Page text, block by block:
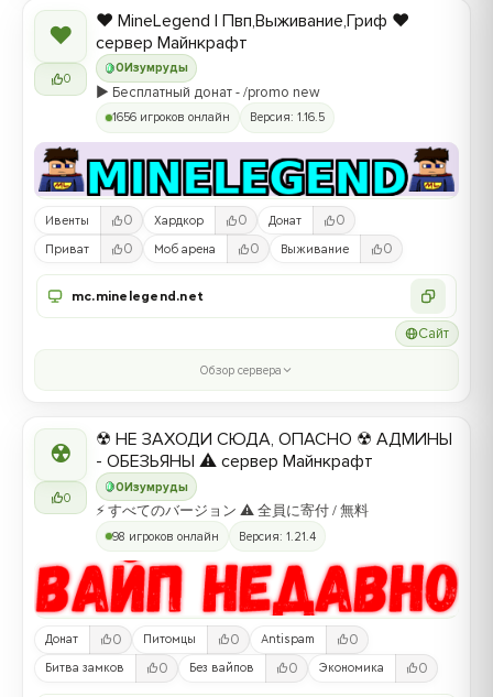
❤
0
0 Изумруды
❤️ MineLegend | Пвп,Выживание,Гриф ❤️
сервер Майнкрафт
▶️ Бесплатный донат - /promo new
1656 игроков онлайн Версия: 1.16.5
Ивенты 0 Хардкор 0 Донат 0
Приват 0 Моб арена 0 Выживание 0
mc.minelegend.net
Сайт
Обзор сервера
☢
0
0Изумруды
☢ НЕ ЗАХОДИ СЮДА, ОПАСНО ☢ АДМИНЫ
- ОБЕЗЬЯНЫ ⚠ сервер Майнкрафт
⚡ すべてのバージョン ⚠ 全員に寄付 / 無料
98 игроков онлайн Версия: 1.21.4
Донат 0 Питомцы 0 Antispam 0
Битва замков 0 Без вайпов 0 Экономика 0